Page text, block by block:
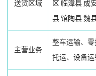
送货区域
区 临漳县 成
县馆陶县魏
主营业务
整车运输、
托运、设备